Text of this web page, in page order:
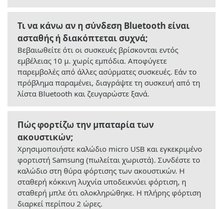
Τι να κάνω αν η σύνδεση Bluetooth είναι
ασταθής ή διακόπτεται συχνά;
Βεβαιωθείτε ότι οι συσκευές βρίσκονται εντός
εμβέλειας 10 μ. χωρίς εμπόδια. Αποφύγετε
παρεμβολές από άλλες ασύρματες συσκευές. Εάν το
πρόβλημα παραμένει, διαγράψτε τη συσκευή από τη
λίστα Bluetooth και ζευγαρώστε ξανά.
Πώς φορτίζω την μπαταρία των
ακουστικών;
Χρησιμοποιήστε καλώδιο micro USB και εγκεκριμένο
φορτιστή Samsung (πωλείται χωριστά). Συνδέστε το
καλώδιο στη θύρα φόρτισης των ακουστικών. Η
σταθερή κόκκινη λυχνία υποδεικνύει φόρτιση, η
σταθερή μπλε ότι ολοκληρώθηκε. Η πλήρης φόρτιση
διαρκεί περίπου 2 ώρες.